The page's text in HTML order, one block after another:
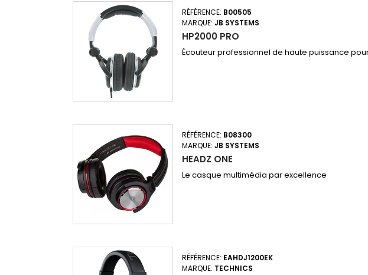
RÉFÉRENCE: B00505
MARQUE:JB SYSTEMS
HP2000 PRO
Écouteur professionnel de haute puissance
RÉFÉRENCE: B08300
MARQUE:JB SYSTEMS
HEADZ ONE
Le casque multimédia par excellence
RÉFÉRENCE: EAHDJ1200EK
MARQUE: TECHNICS